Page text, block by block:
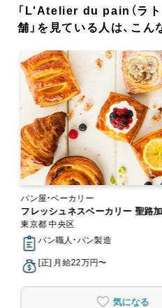
「L'Atelier du pain（ラト
舗」を見ている人は、こ
パン屋・ベーカリー
フレッシュネス
東京都 中央区
パン職人・パン製造
[正] 月給22万円〜
気になる